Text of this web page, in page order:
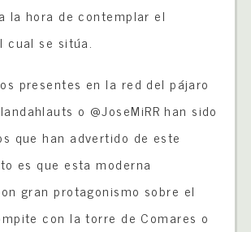
la hora de contemplar el
cual se sitúa.
presentes en la red del pájaro
o @JoseMiRR han sido
que han advertido de este
es que esta moderna
gran protagonismo sobre el
con la torre de Comares o